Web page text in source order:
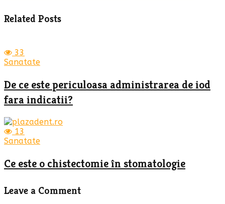
Related Posts
33
Sanatate
De ce este periculoasa administrarea de iod
fara indicatii?
13
Sanatate
Ce este o chistectomie în stomatologie
Leave a Comment